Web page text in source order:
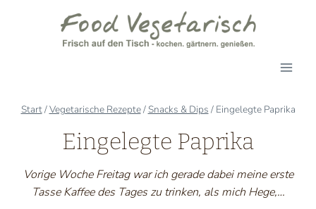
Start/Vegetarische Rezepte/ Snacks & Dips / Eingelegte Paprika
Eingelegte Paprika
Vorige Woche Freitag war ich gerade dabei meine erste
Tasse Kaffee des Tages zu trinken, als mich Hege,…